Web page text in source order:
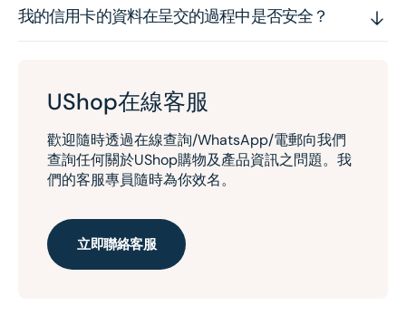
我的信用卡的資料在呈交的過程中是否安全？
UShop在線客服
歡迎隨時透過在線查詢/WhatsApp/電郵向我們
查詢任何關於UShop購物及產品資訊之問題。我
們的客服專員隨時為你效名。
立即聯絡客服